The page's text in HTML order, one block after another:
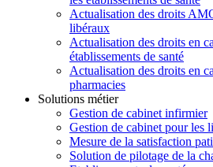
Actualisation des droits
libéraux
Actualisation des droits en
établissements de santé
Actualisation des droits en
pharmacies
Solutions métier
Gestion de cabinet infirmier
Gestion de cabinet pour les
Mesure de la satisfaction
Solution de pilotage de la